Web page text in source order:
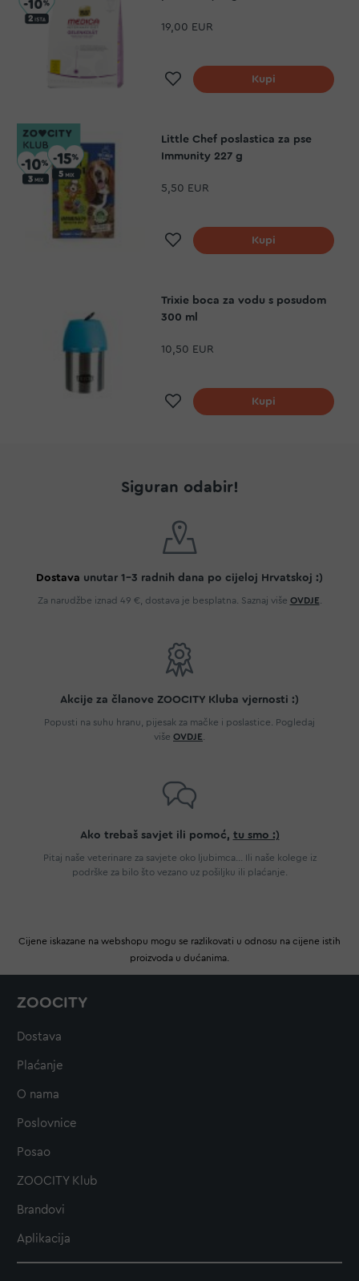
19,00 EUR
Dodaj na listu želja
Kupi
Little Chef poslastica za pse
Immunity 227 g
5,50 EUR
Dodaj na listu želja
Kupi
Trixie boca za vodu s posudom
300 ml
10,50 EUR
Dodaj na listu želja
Kupi
Siguran odabir!
Dostava unutar 1-3 radnih dana po cijeloj Hrvatskoj :)
Za narudžbe iznad 49 €, dostava je besplatna. Saznaj više OVDJE
Akcije za članove ZOOCITY Kluba vjernosti :)
Popusti na suhu hranu, pijesak za mačke i poslastice. Pogledaj
više OVDJE
Ako trebaš savjet ili pomoć, tu smo :)
Pitaj naše veterinare za savjete oko ljubimca... Ili naše kolege iz
podrške za bilo što vezano uz pošiljku ili plaćanje.
Cijene iskazane na webshopu mogu se razlikovati u odnosu na cijene istih
proizvoda u dućanima.
ZOOCITY
Dostava
Plaćanje
O nama
Poslovnice
Posao
ZOOCITY Klub
Brandovi
Aplikacija